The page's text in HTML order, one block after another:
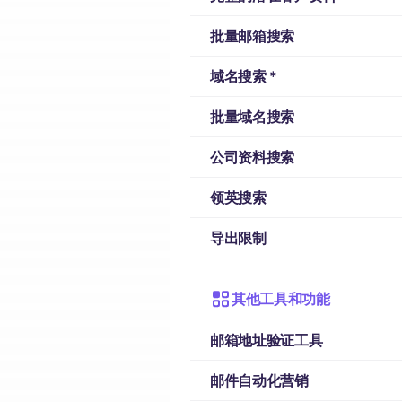
批量邮箱搜索
域名搜索 *
批量域名搜索
公司资料搜索
领英搜索
导出限制
其他工具和功能
邮箱地址验证工具
邮件自动化营销